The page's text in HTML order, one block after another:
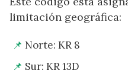
limitación geográfica:
Norte: KR 8
Sur: KR 13D